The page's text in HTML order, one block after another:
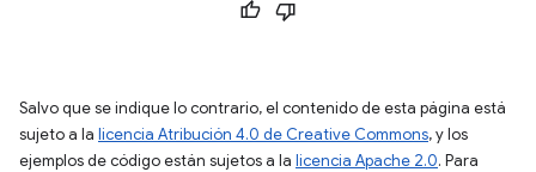
Salvo que se indique lo contrario, el contenido de esta página está
sujeto a la licencia Atribución 4.0 de Creative Commons, y los
ejemplos de código están sujetos a la licencia Apache 2.0. Para